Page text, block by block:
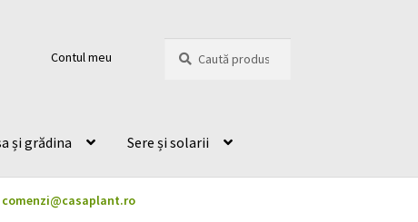
Contul meu
după:
și grădina Sere și solarii
comenzi@casaplant.ro